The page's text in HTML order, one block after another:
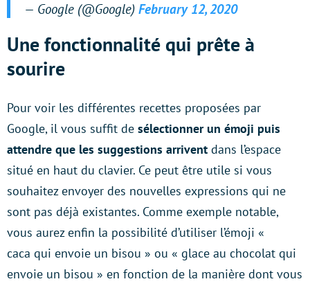
— Google (@Google) February 12, 2020
Une fonctionnalité qui prête à
sourire
Pour voir les différentes recettes proposées par
Google, il vous suffit de sélectionner un émoji puis
attendre que les suggestions arrivent dans l’espace
situé en haut du clavier. Ce peut être utile si vous
souhaitez envoyer des nouvelles expressions qui ne
sont pas déjà existantes. Comme exemple notable,
vous aurez enfin la possibilité d’utiliser l’émoji «
caca qui envoie un bisou » ou « glace au chocolat qui
envoie un bisou » en fonction de la manière dont vous